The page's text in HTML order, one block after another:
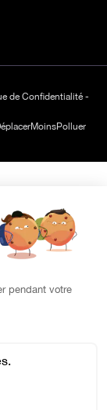
de Confidentialité -